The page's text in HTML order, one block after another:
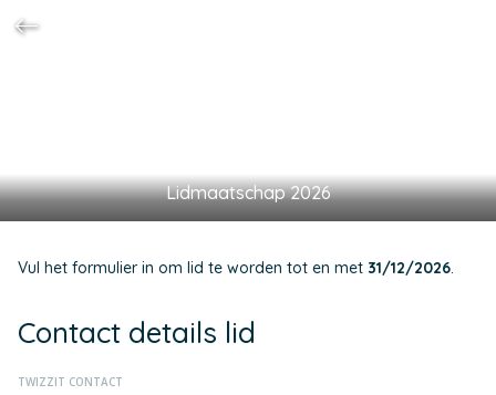
Lidmaatschap 2026
Vul het formulier in om lid te worden tot en met 31/12/2026.
Contact details lid
TWIZZIT CONTACT